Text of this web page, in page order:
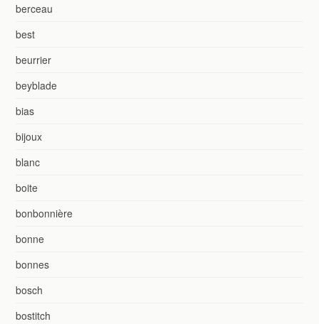
berceau
best
beurrier
beyblade
bias
bijoux
blanc
boite
bonbonnière
bonne
bonnes
bosch
bostitch